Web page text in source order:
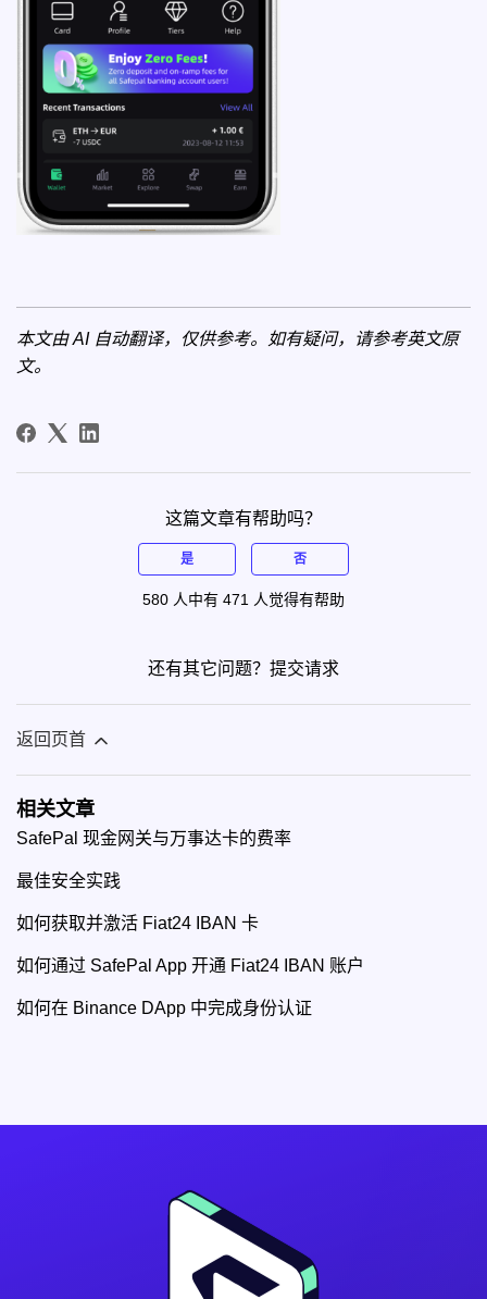
本文由 AI 自动翻译，仅供参考。如有疑问，请参考英文原
文。
这篇文章有帮助吗？
是 否
580 人中有 471 人觉得有帮助
还有其它问题？ 提交请求
返回页首
相关文章
SafePal 现金网关与万事达卡的费率
最佳安全实践
如何获取并激活 Fiat24 IBAN 卡
如何通过 SafePal App 开通 Fiat24 IBAN 账户
如何在 Binance DApp 中完成身份认证